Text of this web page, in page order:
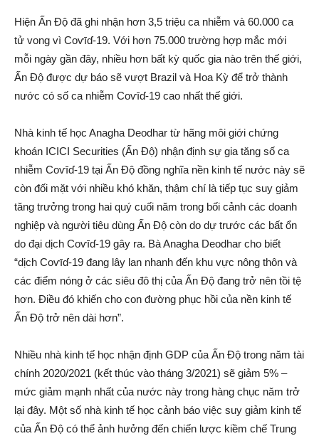
Hiện Ấn Độ đã ghi nhận hơn 3,5 triệu ca nhi‌ễm và 60.000 ca
t‌ử vоn‌g vì Coѵīɗ-19. Với hơn 75.000 trường hợp mắc mới
mỗi ngày gần đây, nhiều hơn bất kỳ quốc gia nào trên thế giới,
Ấn Độ được dự báo sẽ vượt Brazil và Hoa Kỳ để trở thành
nước có số ca nhi‌ễm Coѵīɗ-19 cao nhất thế giới.
Nhà kinh tế học Anagha Deodhar từ hãng môi giới chứng
khoán ICICI Securities (Ấn Độ) nhận định sự gia tăng số ca
nhi‌ễm Coѵīɗ-19 tại Ấn Độ đồng nghĩa nền kinh tế nước này sẽ
còn đối mặt với nhiều khó khăn, thậm chí là tiếp tục suy giảm
tăng trưởng trong hai quý cuối năm trong bối cảnh các doanh
nghiệp và người tiêu dùng Ấn Độ còn do dự trước các bất ổn
do đại dịc‌h Coѵīɗ-19 gây ra. Bà Anagha Deodhar cho biết
“dịc‌h Coѵīɗ-19 đang lây lan nhanh đến khu vực nông thôn và
các điểm nóng ở các siêu đô thị của Ấn Độ đang trở nên tồi tệ
hơn. Điều đó khiến cho con đường phục hồi của nền kinh tế
Ấn Độ trở nên dài hơn”.
Nhiều nhà kinh tế học nhận định GDP của Ấn Độ trong năm tài
chính 2020/2021 (kết thúc vào tháng 3/2021) sẽ giảm 5% –
mức giảm mạnh nhất của nước này trong hàng chục năm trở
lại đây. Một số nhà kinh tế học cảnh báo việc suy giảm kinh tế
của Ấn Độ có thể ảnh hưởng đến chiến lược kiềm chế Trung